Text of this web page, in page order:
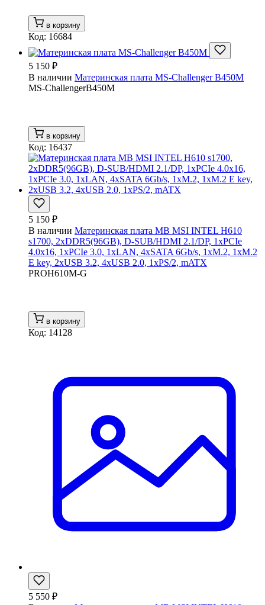
в корзину
Код: 16684
5 150 ₽
В наличии Материнская плата MS-Challenger B450M
MS-ChallengerB450M
в корзину
Код: 16437
5 150 ₽
В наличии Материнская плата MB MSI INTEL H610
s1700, 2xDDR5(96GB), D-SUB/HDMI 2.1/DP, 1xPCIe
4.0x16, 1xPCIe 3.0, 1xLAN, 4xSATA 6Gb/s, 1xM.2, 1xM.2
E key, 2xUSB 3.2, 4xUSB 2.0, 1xPS/2, mATX
PROH610M-G
в корзину
Код: 14128
5 550 ₽